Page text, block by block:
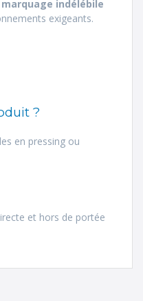
marquage indélébile
exigeants.
?
en pressing ou
et hors de portée